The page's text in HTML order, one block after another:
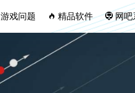
游戏问题 精品软件 网吧